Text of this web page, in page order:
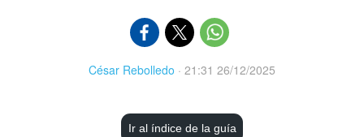
César Rebolledo · 21:31 26/12/2025
Ir al índice de la guía